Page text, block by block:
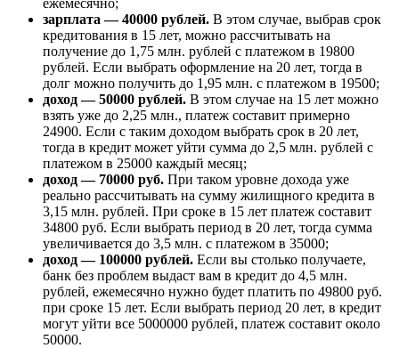
зарплата — 40000 рублей. В этом случае, выбрав срок
кредитования в 15 лет, можно рассчитывать на
получение до 1,75 млн. рублей с платежом в 19800
рублей. Если выбрать оформление на 20 лет, тогда в
долг можно получить до 1,95 млн. с платежом в 19500;
доход — 50000 рублей. В этом случае на 15 лет можно
взять уже до 2,25 млн., платеж составит примерно
24900. Если с таким доходом выбрать срок в 20 лет,
тогда в кредит может уйти сумма до 2,5 млн. рублей с
платежом в 25000 каждый месяц;
доход — 70000 руб. При таком уровне дохода уже
реально рассчитывать на сумму жилищного кредита в
3,15 млн. рублей. При сроке в 15 лет платеж составит
34800 руб. Если выбрать период в 20 лет, тогда сумма
увеличивается до 3,5 млн. с платежом в 35000;
доход — 100000 рублей. Если вы столько получаете,
банк без проблем выдаст вам в кредит до 4,5 млн.
рублей, ежемесячно нужно будет платить по 49800 руб.
при сроке 15 лет. Если выбрать период 20 лет, в кредит
могут уйти все 5000000 рублей, платеж составит около
50000.